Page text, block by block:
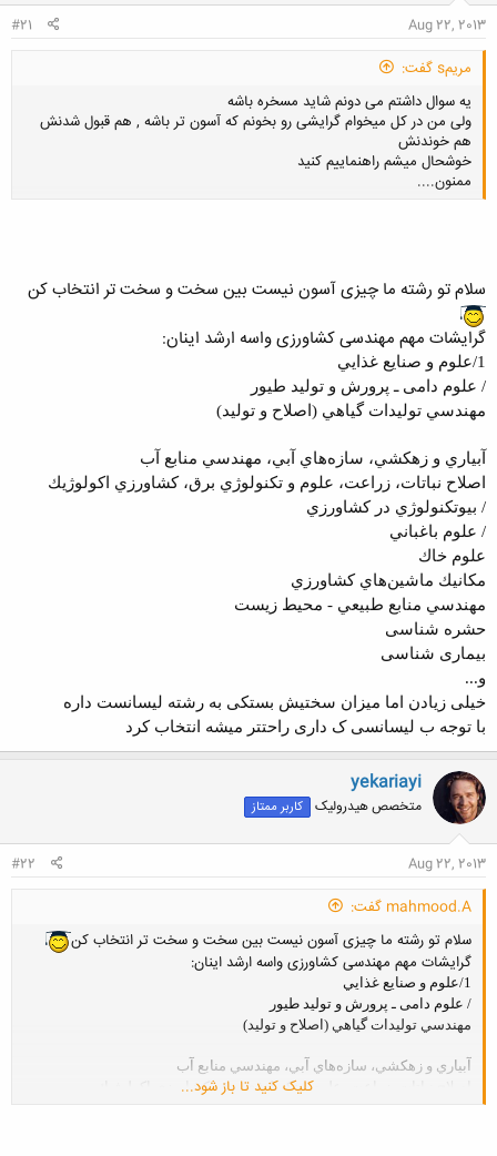
Aug 22, 2013
#21
مریمs گفت:
یه سوال داشتم می دونم شاید مسخره باشه
ولی من در کل میخوام گرایشی رو بخونم که آسون تر باشه , هم قبول شدنش
هم خوندنش
خوشحال میشم راهنماییم کنید
ممنون....
سلام تو رشته ما چیزی آسون نیست بین سخت و سخت تر انتخاب کن
گرایشات مهم مهندسی کشاورزی واسه ارشد اینان:
1/علوم و صنايع غذايي
/ علوم دامی ـ پرورش و تولید طیور
مهندسي توليدات گياهي (اصلاح و توليد)
آبياري و زهكشي، سازه‌هاي آبي، مهندسي منابع آب
اصلاح نباتات، زراعت، علوم و تكنولوژي برق، كشاورزي اكولوژيك
/ بيوتكنولوژي در كشاورزي
/ علوم باغباني
علوم خاك
مكانيك ماشين‌هاي كشاورزي
مهندسي منابع طبيعي - محيط زيست
حشره شناسی
بیماری شناسی
و...
خیلی زیادن اما میزان سختیش بستکی به رشته لیسانست داره
با توجه ب لیسانسی ک داری راحتتر میشه انتخاب کرد
yekariayi
متخصص هیدرولیک کاربر ممتاز
Aug 22, 2013
#22
mahmood.A گفت:
سلام تو رشته ما چیزی آسون نیست بین سخت و سخت تر انتخاب کن
گرایشات مهم مهندسی کشاورزی واسه ارشد اینان:
1/علوم و صنايع غذايي
/ علوم دامی ـ پرورش و تولید طیور
مهندسي توليدات گياهي (اصلاح و توليد)
آبياري و زهكشي، سازه‌هاي آبي، مهندسي منابع آب
اصلاح نباتات، زراعت، علوم و تكنولوژي برق، كشاورزي اكولوژيك
کلیک کنید تا باز شود...